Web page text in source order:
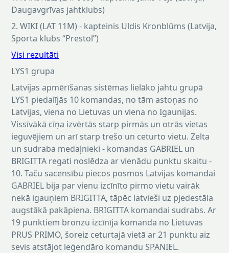
Daugavgrīvas jahtklubs)
2. WIKI (LAT 11M) - kapteinis Uldis Kronblūms (Latvija,
Sporta klubs “Prestol”)
Visi rezultāti
LYS1 grupa
Latvijas apmērīšanas sistēmas lielāko jahtu grupā
LYS1 piedalījās 10 komandas, no tām astoņas no
Latvijas, viena no Lietuvas un viena no Igaunijas.
Vissīvākā cīņa izvērtās starp pirmās un otrās vietas
ieguvējiem un arī starp trešo un ceturto vietu. Zelta
un sudraba medaļnieki - komandas GABRIEL un
BRIGITTA regati noslēdza ar vienādu punktu skaitu -
10. Taču sacensību piecos posmos Latvijas komandai
GABRIEL bija par vienu izcīnīto pirmo vietu vairāk
nekā igauņiem BRIGITTA, tāpēc latvieši uz pjedestāla
augstākā pakāpiena. BRIGITTA komandai sudrabs. Ar
19 punktiem bronzu izcīnīja komanda no Lietuvas
PRUS PRIMO, šoreiz ceturtajā vietā ar 21 punktu aiz
sevis atstājot leģendāro komandu SPANIEL.